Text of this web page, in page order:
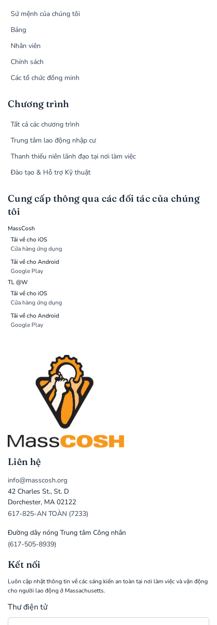
Sứ mệnh của chúng tôi
Bảng
Nhân viên
Chính sách
Các tổ chức đồng minh
Chương trình
Tất cả các chương trình
Trung tâm lao động nhập cư
Thanh thiếu niên lãnh đạo tại nơi làm việc
Đào tạo & Hỗ trợ Kỹ thuật
Cung cấp thông qua các đối tác của chúng
tôi
MassCosh
Tải về cho iOS
Cửa hàng ứng dụng
Tải về cho Android
Google Play
TL @W
Tải về cho iOS
Cửa hàng ứng dụng
Tải về cho Android
Google Play
Liên hệ
info@masscosh.org
42 Charles St., St. D
Dorchester, MA 02122
617-825-AN TOÀN (7233)
Đường dây nóng Trung tâm Công nhân
(617-505-8939)
Kết nối
Luôn cập nhật thông tin về các sáng kiến an toàn tại nơi làm việc và vận động
cho người lao động ở Massachusetts.
Thư điện tử